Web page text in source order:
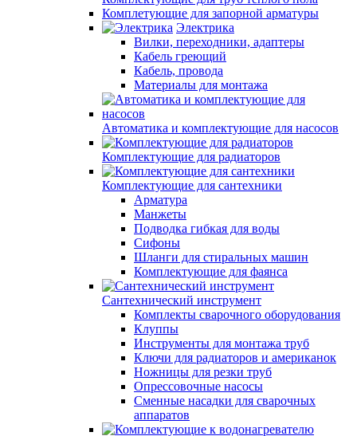
Комплетующие для запорной арматуры
Электрика
Вилки, переходники, адаптеры
Кабель греющий
Кабель, провода
Материалы для монтажа
Автоматика и комплектующие для насосов
Комплектующие для радиаторов
Комплектующие для сантехники
Арматура
Манжеты
Подводка гибкая для воды
Сифоны
Шланги для стиральных машин
Комплектующие для фаянса
Сантехнический инструмент
Комплекты сварочного оборудования
Клуппы
Инструменты для монтажа труб
Ключи для радиаторов и американок
Ножницы для резки труб
Опрессовочные насосы
Сменные насадки для сварочных
аппаратов